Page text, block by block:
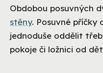
Obdobou posuvných
stěny. Posuvné příčky
jednoduše oddělit
pokoje či ložnici od